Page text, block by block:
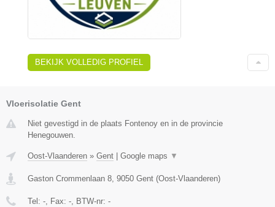
BEKIJK VOLLEDIG PROFIEL
Vloerisolatie Gent
Niet gevestigd in de plaats Fontenoy en in de provincie
Henegouwen.
Oost-Vlaanderen » Gent Google maps ▼
Gaston Crommenlaan 8, 9050 Gent (Oost-Vlaanderen)
Tel: -, Fax: -, BTW-nr: -